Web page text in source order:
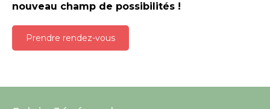
nouveau champ de possibilités !
Prendre rendez-vous